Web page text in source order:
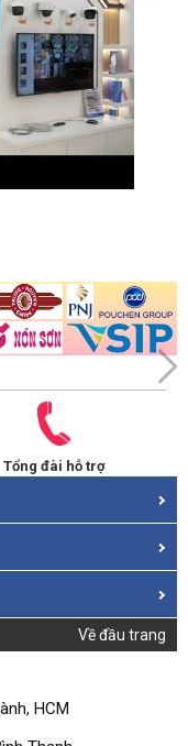
Tổng đài hỗ trợ
Về đầu trang
HCM